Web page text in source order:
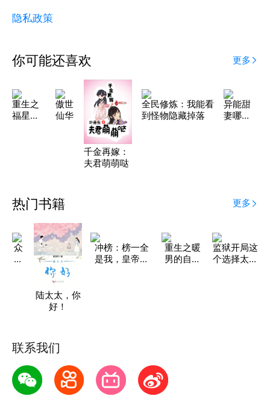
隐私政策
你可能还喜欢 更多
重生之
福星贵
傲世
仙华
千金再嫁：
夫君萌萌哒
全民修炼：我能看
到怪物隐藏掉落
异能甜
妻哪里
热门书籍 更多
众
生
陆太太，你
好！
冲榜：榜一全
是我，皇帝们
重生之暖
男的自我
监狱开局这
个选择太坑
联系我们